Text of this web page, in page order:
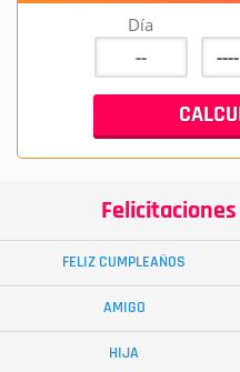
Día
FELIZ CUMPLEAÑOS
AMIGO
HIJA